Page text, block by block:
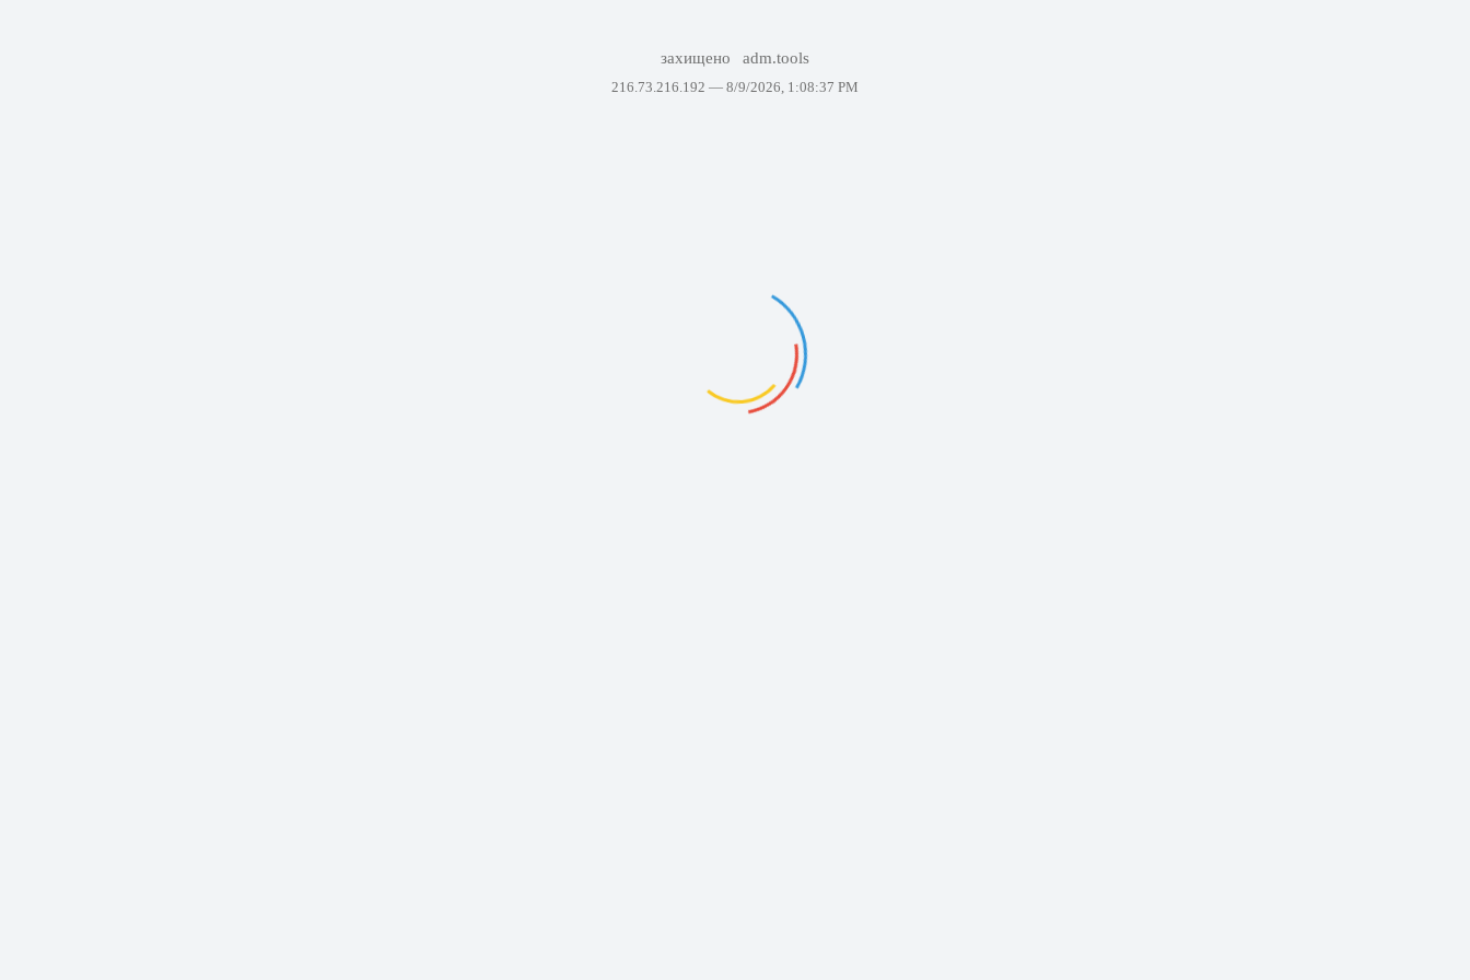
захищено adm.tools
216.73.216.192 — 8/9/2026, 1:08:37 PM